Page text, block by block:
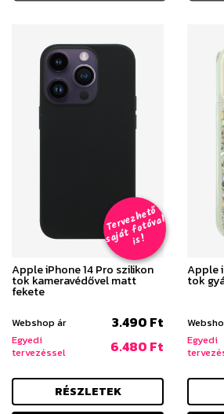
T
er
v
e
z
h
e
t
ő
s
aj
á
t
f
o
t
ó
v
al
i
s
!
Apple iPhone 14 Pro szilikon
tok kameravédővel matt
fekete
Webshop ár 3.490 Ft
Egyedi
tervezéssel
6.480 Ft
RÉSZLETEK
Apple
tok
Egyedi